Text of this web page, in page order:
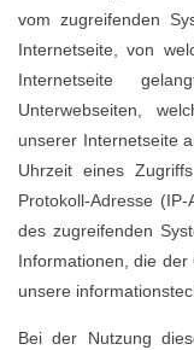
vom zugreifenden
Internetseite, von
Internetseite
Unterwebseiten,
unserer Internetseite
Uhrzeit eines
Protokoll-Adresse
des zugreifenden
Informationen, die
unsere
Bei der Nutzung